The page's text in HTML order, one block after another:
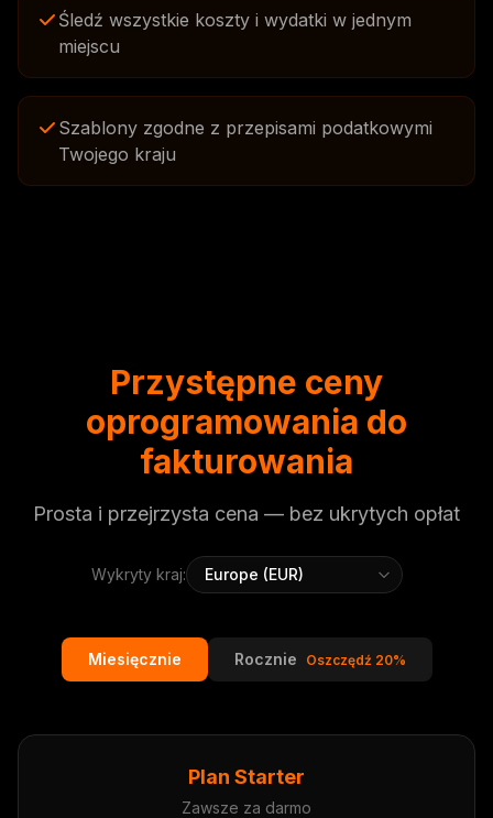
Śledź wszystkie koszty i wydatki w jednym
miejscu
Szablony zgodne z przepisami podatkowymi
Twojego kraju
Przystępne ceny
oprogramowania do
fakturowania
Prosta i przejrzysta cena — bez ukrytych opłat
Wykryty kraj:
Miesięcznie Rocznie Oszczędź 20%
Plan Starter
Zawsze za darmo